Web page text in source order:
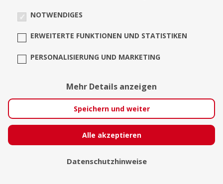
NOTWENDIGES
ERWEITERTE FUNKTIONEN UND STATISTIKEN
PERSONALISIERUNG UND MARKETING
Mehr Details anzeigen
Speichern und weiter
Alle akzeptieren
Datenschutzhinweise